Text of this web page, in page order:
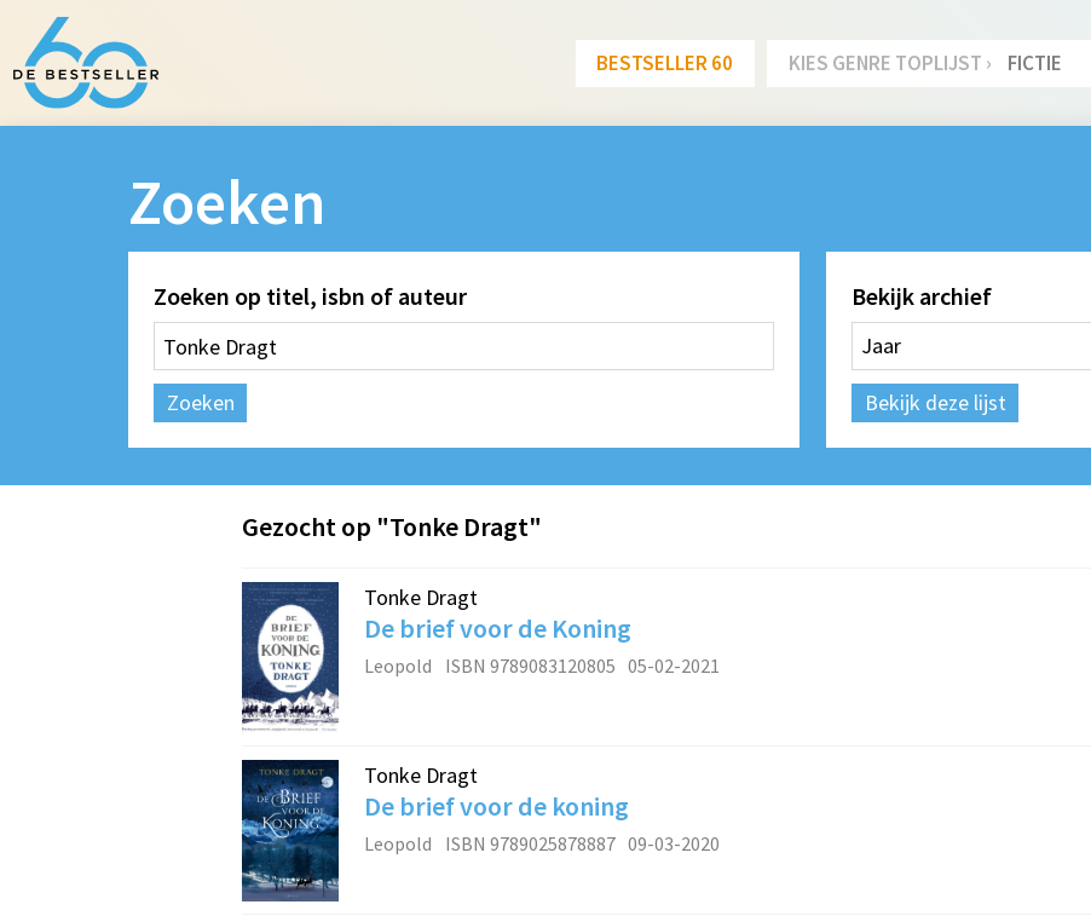
BESTSELLER 60 KIES GENRE TOPLIJST › FICTIE
Zoeken
Zoeken op titel, isbn of auteur
Zoeken
Bekijk archief
Bekijk deze lijst
Gezocht op "Tonke Dragt"
Tonke Dragt
De brief voor de Koning
Leopold ISBN 9789083120805 05-02-2021
Tonke Dragt
De brief voor de koning
Leopold ISBN 9789025878887 09-03-2020